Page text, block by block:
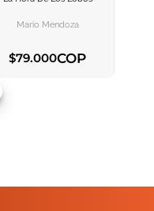
Mario Mendoza
$79.000COP